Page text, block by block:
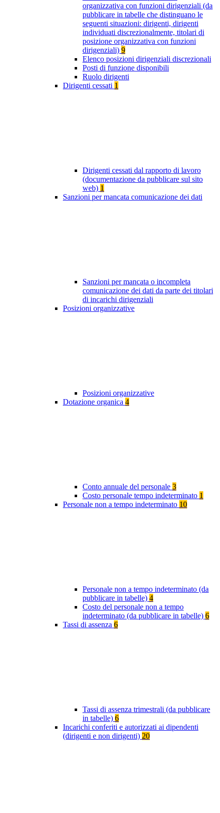
organizzativa con funzioni dirigenziali (da
pubblicare in tabelle che distinguano le
seguenti situazioni: dirigenti, dirigenti
individuati discrezionalmente, titolari di
posizione organizzativa con funzioni
dirigenziali) 9
Elenco posizioni dirigenziali discrezionali
Posti di funzione disponibili
Ruolo dirigenti
Dirigenti cessati 1
Dirigenti cessati dal rapporto di lavoro
(documentazione da pubblicare sul sito
web) 1
Sanzioni per mancata comunicazione dei dati
Sanzioni per mancata o incompleta
comunicazione dei dati da parte dei titolari
di incarichi dirigenziali
Posizioni organizzative
Posizioni organizzative
Dotazione organica 4
Conto annuale del personale 3
Costo personale tempo indeterminato 1
Personale non a tempo indeterminato 10
Personale non a tempo indeterminato (da
pubblicare in tabelle) 4
Costo del personale non a tempo
indeterminato (da pubblicare in tabelle) 6
Tassi di assenza 6
Tassi di assenza trimestrali (da pubblicare
in tabelle) 6
Incarichi conferiti e autorizzati ai dipendenti
(dirigenti e non dirigenti) 20